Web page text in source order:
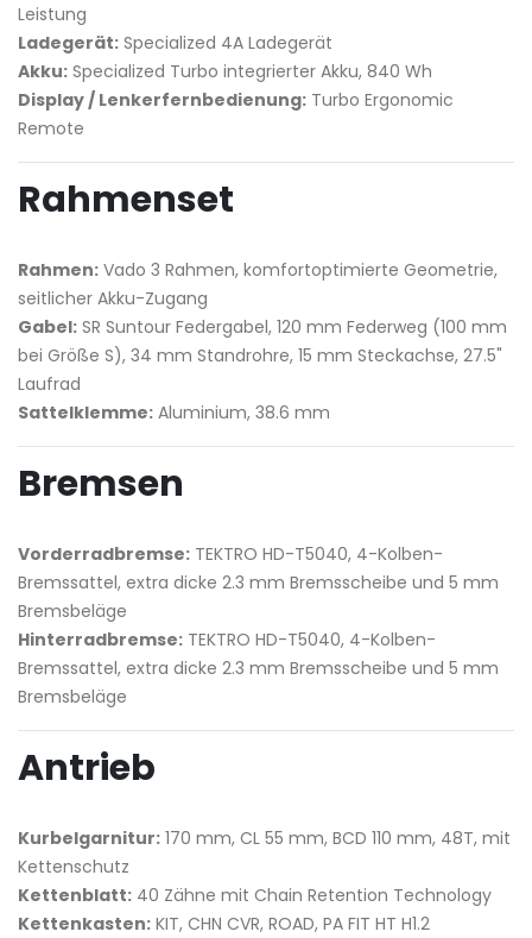
Leistung
Ladegerät: Specialized 4A Ladegerät
Akku: Specialized Turbo integrierter Akku, 840 Wh
Display / Lenkerfernbedienung: Turbo Ergonomic
Remote
Rahmenset
Rahmen: Vado 3 Rahmen, komfortoptimierte Geometrie,
seitlicher Akku-Zugang
Gabel: SR Suntour Federgabel, 120 mm Federweg (100 mm
bei Größe S), 34 mm Standrohre, 15 mm Steckachse, 27.5"
Laufrad
Sattelklemme: Aluminium, 38.6 mm
Bremsen
Vorderradbremse: TEKTRO HD-T5040, 4-Kolben-
Bremssattel, extra dicke 2.3 mm Bremsscheibe und 5 mm
Bremsbeläge
Hinterradbremse: TEKTRO HD-T5040, 4-Kolben-
Bremssattel, extra dicke 2.3 mm Bremsscheibe und 5 mm
Bremsbeläge
Antrieb
Kurbelgarnitur: 170 mm, CL 55 mm, BCD 110 mm, 48T, mit
Kettenschutz
Kettenblatt: 40 Zähne mit Chain Retention Technology
Kettenkasten: KIT, CHN CVR, ROAD, PA FIT HT H1.2